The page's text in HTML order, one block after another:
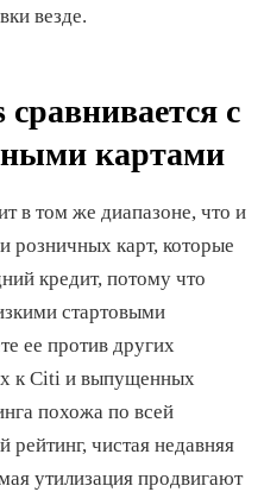
везде.
с
картами
в том же диапазоне, что и
розничных карт, которые
кредит, потому что
стартовыми
ее против других
к Citi и выпущенных
похожа по всей
рейтинг, чистая недавняя
утилизация продвигают